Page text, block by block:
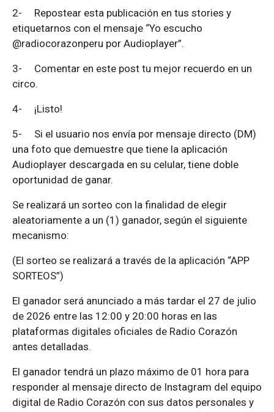
2- Repostear esta publicación en tus stories y
etiquetarnos con el mensaje “Yo escucho
@radiocorazonperu por Audioplayer”.
3- Comentar en este post tu mejor recuerdo en un
circo.
4- ¡Listo!
5- Si el usuario nos envía por mensaje directo (DM)
una foto que demuestre que tiene la aplicación
Audioplayer descargada en su celular, tiene doble
oportunidad de ganar.
Se realizará un sorteo con la finalidad de elegir
aleatoriamente a un (1) ganador, según el siguiente
mecanismo:
(El sorteo se realizará a través de la aplicación “APP
SORTEOS”)
El ganador será anunciado a más tardar el 27 de julio
de 2026 entre las 12:00 y 20:00 horas en las
plataformas digitales oficiales de Radio Corazón
antes detalladas.
El ganador tendrá un plazo máximo de 01 hora para
responder al mensaje directo de Instagram del equipo
digital de Radio Corazón con sus datos personales y